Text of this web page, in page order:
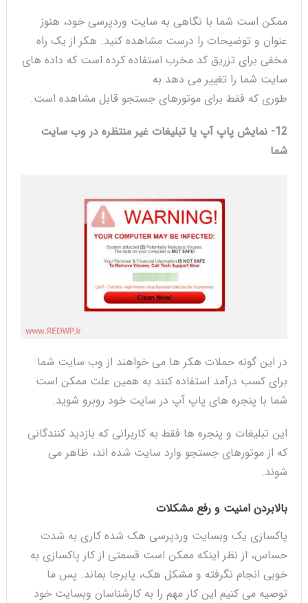
ممکن است شما با نگاهی به سایت وردپرسی خود، هنوز
عنوان و توضیحات را درست مشاهده کنید. هکر از یک راه
مخفی برای تزریق کد مخرب استفاده کرده است که داده های
سایت شما را تغییر می دهد به
طوری که فقط برای موتورهای جستجو قابل مشاهده است.
12- نمایش پاپ آپ یا تبلیغات غیر منتظره در وب سایت
شما
در این گونه حملات هکر ها می خواهند از وب سایت شما
برای کسب درآمد استفاده کنند به همین علت ممکن است
شما با پنجره های پاپ آپ در سایت خود روبرو شوید.
این تبلیغات و پنجره ها فقط به کاربرانی که بازدید کنندگانی
که از موتورهای جستجو وارد سایت شده اند، ظاهر می
شوند.
بالابردن امنیت و رفع مشکلات
پاکسازی یک وبسایت وردپرسی هک شده کاری به شدت
حساس، از نظر اینکه ممکن است قسمتی از کار پاکسازی به
خوبی انجام نگرفته و مشکل هک، پابرجا بماند. پس ما
توصیه می کنیم این کار مهم را به کارشناسان وبسایت خود